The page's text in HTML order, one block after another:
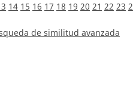
14 15 16 17 18 19 20 21 22 23
de similitud avanzada